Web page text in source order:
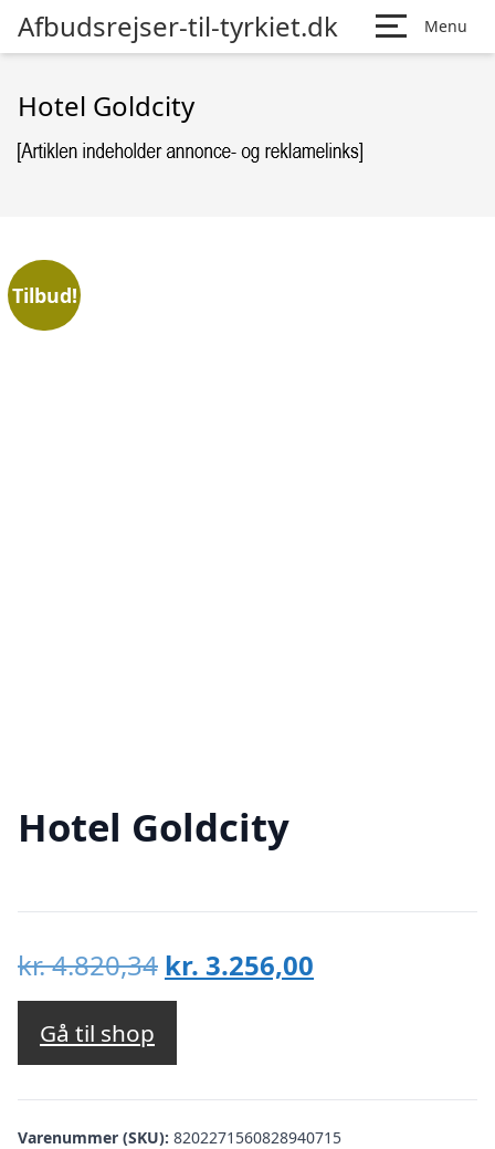
Afbudsrejser-til-tyrkiet.dk Menu
Hotel Goldcity
Tilbud!
Hotel Goldcity
kr.4.820,34 Den
oprindelige
var:
kr. 4.820,34.
kr. 3.256,00
kr. 3.256,00.
Gå til shop
Varenummer (SKU): 8202271560828940715